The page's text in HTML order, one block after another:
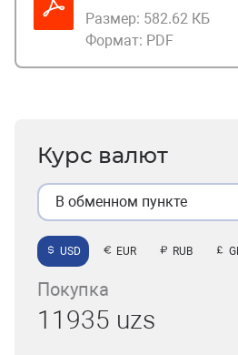
Размер: 582.62 КБ
Формат: PDF
Курс валют
В обменном пункте
USD EUR RUB
Покупка
11935 uzs